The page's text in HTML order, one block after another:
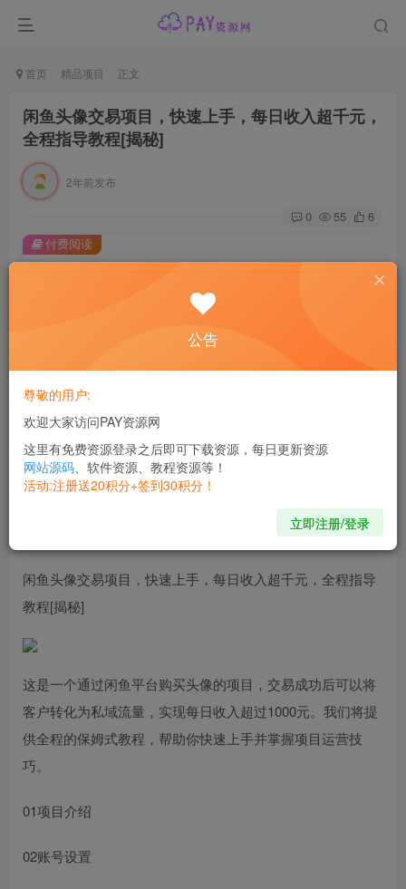
首页 精品项目 正文
闲鱼头像交易项目，快速上手，每日收入超千元，
全程指导教程[揭秘]
2年前发布
0 55 6
此内容为付费阅读，请付费后查看
会员专属资源
黄金会员免费 钻石会员免费
付费阅读
No one can change another. But one can be the reason
没人能改变另一个人，但是某个人能成为一个人改变的原因
闲鱼头像交易项目，快速上手，每日收入超千元，全程指导
教程[揭秘]
这是一个通过闲鱼平台购买头像的项目，交易成功后可以将
客户转化为私域流量，实现每日收入超过1000元。我们将提
供全程的保姆式教程，帮助你快速上手并掌握项目运营技
巧。
01项目介绍
02账号设置
公告
尊敬的用户:
欢迎大家访问PAY资源网
这里有免费资源登录之后即可下载资源，每日更新资源
网站源码、软件资源、教程资源等！
活动:注册送20积分+签到30积分！
立即注册/登录